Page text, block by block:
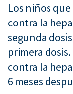
Los niños
contra la
segunda
primera
contra la
6 meses